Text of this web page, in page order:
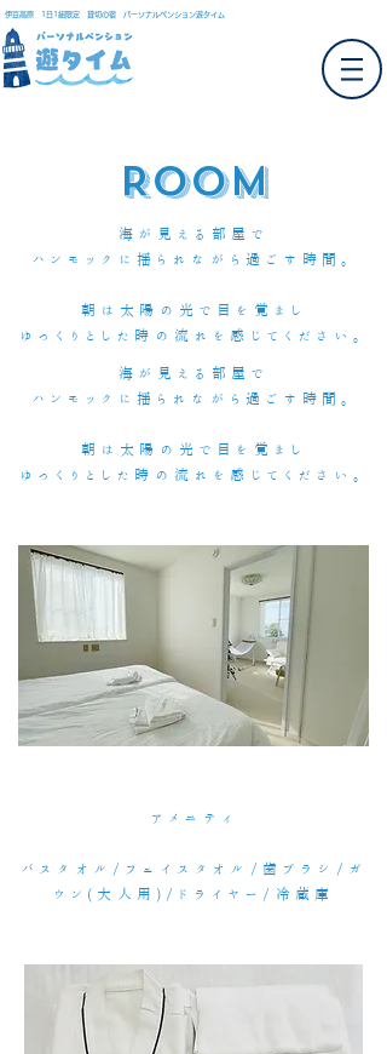
伊豆高原 1日1組限定 貸切の宿 パーソナルペンション遊タイム
Room
アメニティ
バスタオル/フェイスタオル/歯ブラシ/ガ
ウン(大人用)/ドライヤー/冷蔵庫
海が見える部屋で
ハンモックに揺られながら過ごす時間。
朝は太陽の光で目を覚まし
ゆっくりとした時の流れを感じてください​。
海が見える部屋で
ハンモックに揺られながら過ごす時間。
朝は太陽の光で目を覚まし
ゆっくりとした時の流れを感じてください​。